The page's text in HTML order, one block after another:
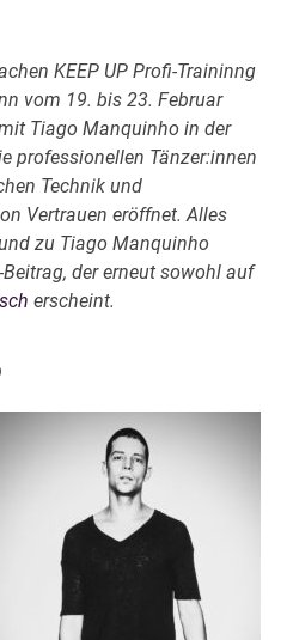
KEEP UP Profi-Traininng
vom 19. bis 23. Februar
Tiago Manquinho in der
professionellen Tänzer:innen
Technik und
Vertrauen eröffnet. Alles
zu Tiago Manquinho
der erneut sowohl auf
erscheint.